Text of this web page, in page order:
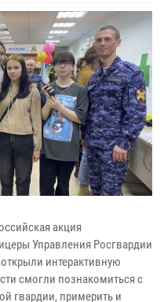
акция
Управления Росгвардии
интерактивную
смогли познакомиться с
гвардии, примерить и